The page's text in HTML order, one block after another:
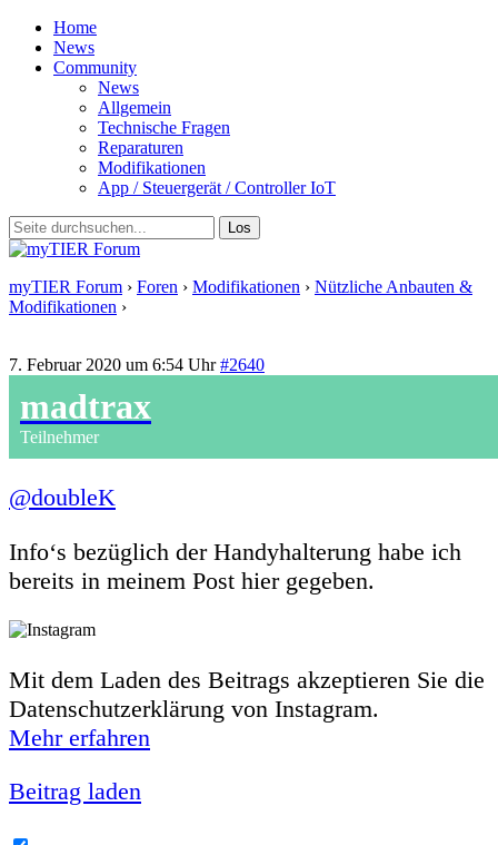
Home
News
Community
News
Allgemein
Technische Fragen
Reparaturen
Modifikationen
App / Steuergerät / Controller IoT
myTIER Forum › Foren › Modifikationen › Nützliche Anbauten &
Modifikationen ›
7. Februar 2020 um 6:54 Uhr #2640
madtrax
Teilnehmer
@doubleK
Info‘s bezüglich der Handyhalterung habe ich
bereits in meinem Post hier gegeben.
Mit dem Laden des Beitrags akzeptieren Sie die
Datenschutzerklärung von Instagram.
Mehr erfahren
Beitrag laden